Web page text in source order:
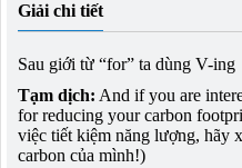
Giải chi tiết
Sau giới từ “for” ta dùng V-ing
Tạm dịch: And if you are
for reducing your carbon
việc tiết kiệm năng lượng, hãy
carbon của mình!)